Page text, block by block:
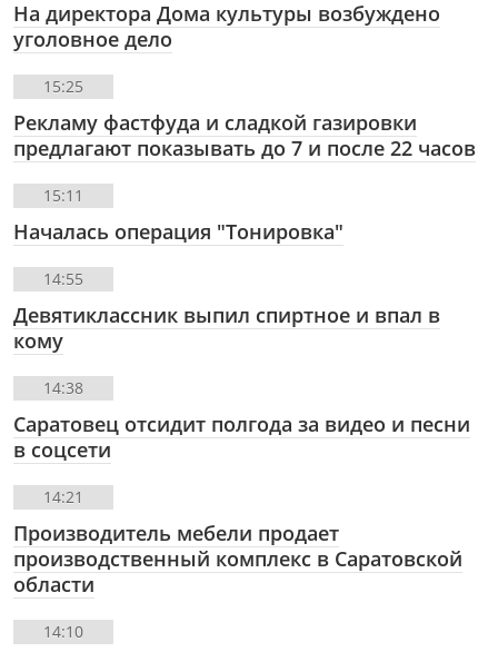
На директора Дома культуры возбуждено
уголовное дело
15:25
Рекламу фастфуда и сладкой газировки
предлагают показывать до 7 и после 22 часов
15:11
Началась операция "Тонировка"
14:55
Девятиклассник выпил спиртное и впал в
кому
14:38
Саратовец отсидит полгода за видео и песни
в соцсети
14:21
Производитель мебели продает
производственный комплекс в Саратовской
области
14:10